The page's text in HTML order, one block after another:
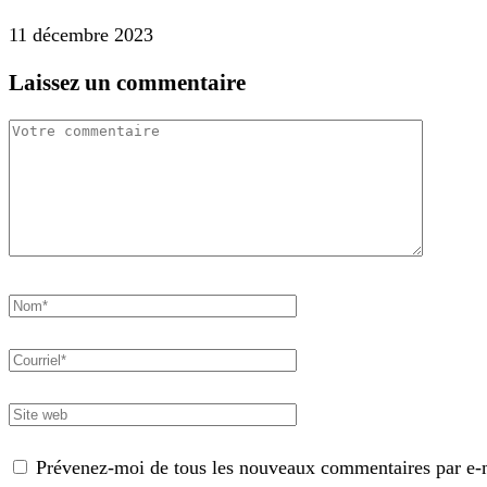
11 décembre 2023
Laissez un commentaire
Prévenez-moi de tous les nouveaux commentaires par